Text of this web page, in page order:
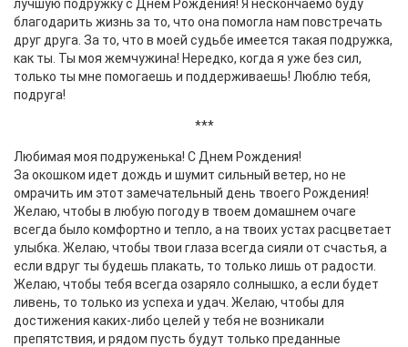
лучшую подружку с Днем Рождения! Я нескончаемо буду
благодарить жизнь за то, что она помогла нам повстречать
друг друга. За то, что в моей судьбе имеется такая подружка,
как ты. Ты моя жемчужина! Нередко, когда я уже без сил,
только ты мне помогаешь и поддерживаешь! Люблю тебя,
подруга!
***
Любимая моя подруженька! С Днем Рождения!
За окошком идет дождь и шумит сильный ветер, но не
омрачить им этот замечательный день твоего Рождения!
Желаю, чтобы в любую погоду в твоем домашнем очаге
всегда было комфортно и тепло, а на твоих устах расцветает
улыбка. Желаю, чтобы твои глаза всегда сияли от счастья, а
если вдруг ты будешь плакать, то только лишь от радости.
Желаю, чтобы тебя всегда озаряло солнышко, а если будет
ливень, то только из успеха и удач. Желаю, чтобы для
достижения каких-либо целей у тебя не возникали
препятствия, и рядом пусть будут только преданные